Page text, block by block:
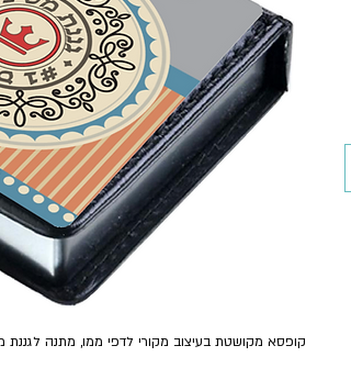
קופסא מקושטת בעיצוב מקורי לדפי ממו, מתנה לגננת